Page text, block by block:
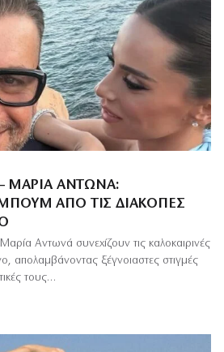
ΜΑΡΊΑ ΑΝΤΩΝΆ:
ΑΠΌ ΤΙΣ ΔΙΑΚΟΠΈΣ
Αντωνά συνεχίζουν τις καλοκαιρινές
απολαμβάνοντας ξέγνοιαστες στιγμές
τους…